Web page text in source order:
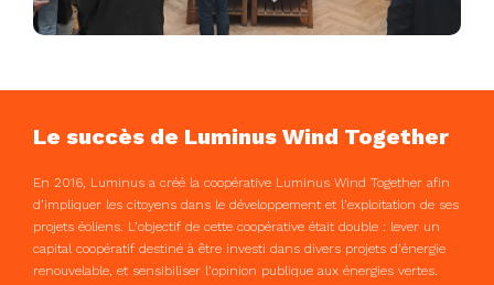
Le succès de Luminus Wind Together
En 2016, Luminus a créé la coopérative Luminus Wind Together afin
d’impliquer les citoyens dans le développement et l’exploitation de ses
projets éoliens. L’objectif de cette coopérative était double : lever un
capital coopératif destiné à être investi dans divers projets d’énergie
renouvelable, et sensibiliser l’opinion publique aux énergies vertes.